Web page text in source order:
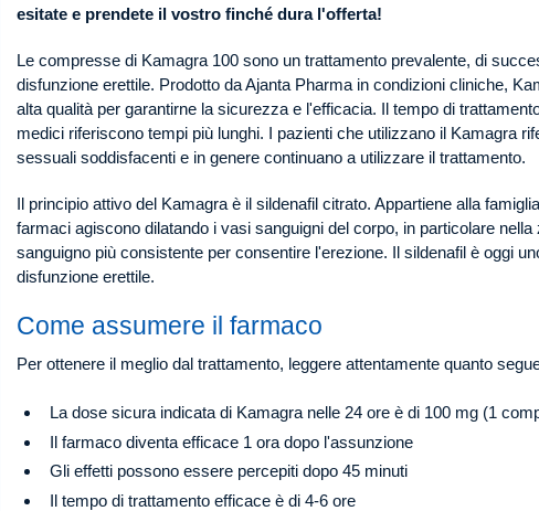
esitate e prendete il vostro finché dura l'offerta!
Le compresse di Kamagra 100 sono un trattamento prevalente, di
disfunzione erettile. Prodotto da Ajanta Pharma in condizioni cliniche,
alta qualità per garantirne la sicurezza e l'efficacia. Il tempo di
medici riferiscono tempi più lunghi. I pazienti che utilizzano il Kamagra
sessuali soddisfacenti e in genere continuano a utilizzare il trattamento.
Il principio attivo del Kamagra è il sildenafil citrato. Appartiene alla
farmaci agiscono dilatando i vasi sanguigni del corpo, in particolare
sanguigno più consistente per consentire l'erezione. Il sildenafil è oggi
disfunzione erettile.
Come assumere il farmaco
Per ottenere il meglio dal trattamento, leggere attentamente quanto
La dose sicura indicata di Kamagra nelle 24 ore è di 100 mg (1
Il farmaco diventa efficace 1 ora dopo l'assunzione
Gli effetti possono essere percepiti dopo 45 minuti
Il tempo di trattamento efficace è di 4-6 ore